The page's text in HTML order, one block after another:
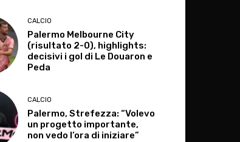
CALCIO
Palermo Melbourne City
(risultato 2-0), highlights:
decisivi i gol di Le Douaron e
Peda
CALCIO
Palermo, Strefezza: “Volevo
un progetto importante,
non vedo l’ora di iniziare”